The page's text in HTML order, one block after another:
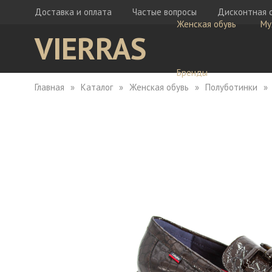
Доставка и оплата Частые вопросы Дисконтная
VIERRAS
Женская обувь
Ботфорты
Туфли
Бренды
Главная Каталог Женская обувь Полуботинки